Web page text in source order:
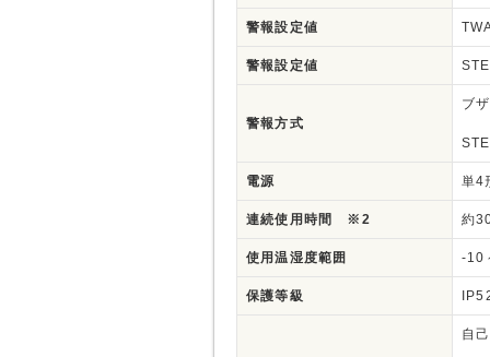
警報設定値
警報設定値
警報方式
ブ
電源 単4
連続使用時間 ※2 約
使用温湿度範囲 -10
保護等級
自